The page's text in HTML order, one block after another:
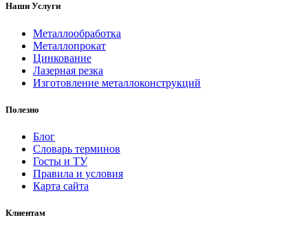
Наши Услуги
Металлообработка
Металлопрокат
Цинкование
Лазерная резка
Изготовление металлоконструкций
Полезно
Блог
Словарь терминов
Госты и ТУ
Правила и условия
Карта сайта
Клиентам